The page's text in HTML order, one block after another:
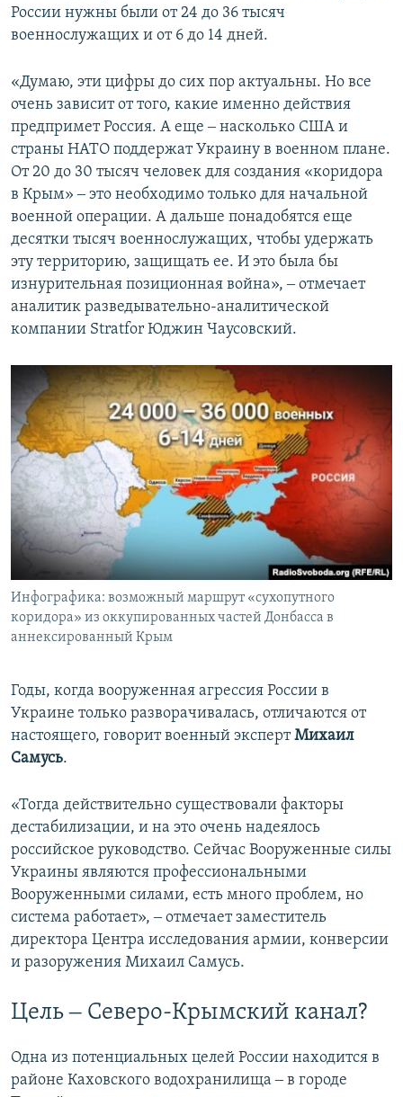
России нужны были от 24 до 36 тысяч
военнослужащих и от 6 до 14 дней.
«Думаю, эти цифры до сих пор актуальны. Но все
очень зависит от того, какие именно действия
предпримет Россия. А еще ‒ насколько США и
страны НАТО поддержат Украину в военном плане.
От 20 до 30 тысяч человек для создания «коридора
в Крым» ‒ это необходимо только для начальной
военной операции. А дальше понадобятся еще
десятки тысяч военнослужащих, чтобы удержать
эту территорию, защищать ее. И это была бы
изнурительная позиционная война», ‒ отмечает
аналитик разведывательно-аналитической
компании Stratfor Юджин Чаусовский.
Инфографика: возможный маршрут «сухопутного
коридора» из оккупированных частей Донбасса в
аннексированный Крым
Годы, когда вооруженная агрессия России в
Украине только разворачивалась, отличаются от
настоящего, говорит военный экспертМихаил
Самусь.
«Тогда действительно существовали факторы
дестабилизации, и на это очень надеялось
российское руководство. Сейчас Вооруженные силы
Украины являются профессиональными
Вооруженными силами, есть много проблем, но
система работает», ‒ отмечает заместитель
директора Центра исследования армии, конверсии
и разоружения Михаил Самусь.
Цель ‒ Северо-Крымский канал?
Одна из потенциальных целей России находится в
районе Каховского водохранилища ‒ в городе